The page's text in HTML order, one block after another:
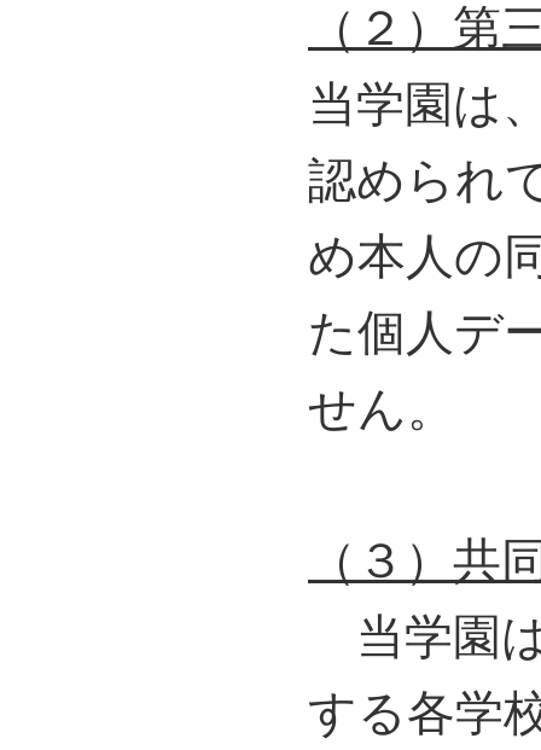
（２）第
当学園は
認められ
め本人の
た個人デ
せん。
（３）共
当学園
する各学